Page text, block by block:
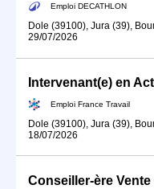
Emploi DECATHLON
Dole (39100), Jura (39),
29/07/2026
Emploi France Travail
Dole (39100), Jura (39),
18/07/2026